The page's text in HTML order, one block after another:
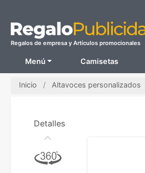
Regalos de empresa y Artículos promocionales
Menú Camisetas
Inicio Altavoces personalizados
Detalles